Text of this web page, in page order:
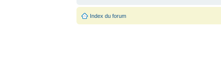
Index du forum